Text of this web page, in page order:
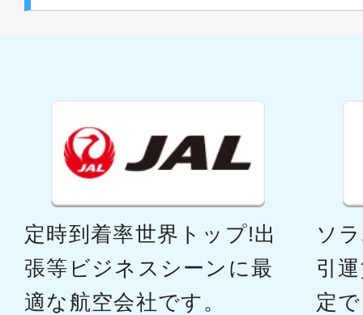
定時到着率世界トップ!出
張等ビジネスシーンに最
適な航空会社です。
ソ
引
定